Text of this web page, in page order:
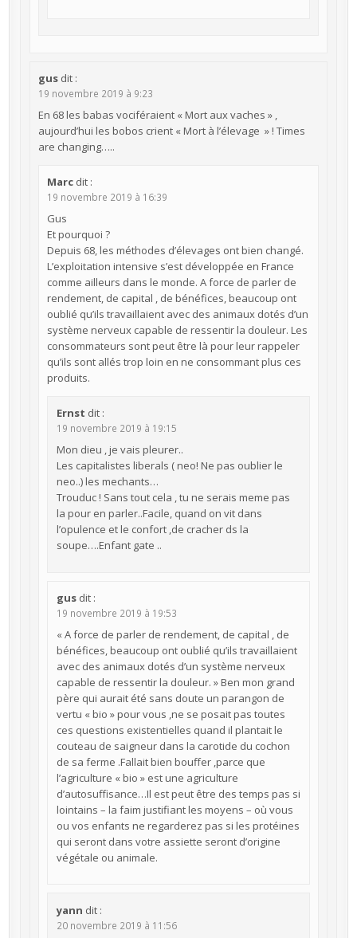
gus dit :
19 novembre 2019 à 9:23
En 68 les babas vociféraient « Mort aux vaches » ,
aujourd’hui les bobos crient « Mort à l’élevage » ! Times
are changing…..
Marc dit :
19 novembre 2019 à 16:39
Gus
Et pourquoi ?
Depuis 68, les méthodes d’élevages ont bien changé.
L’exploitation intensive s’est développée en France
comme ailleurs dans le monde. A force de parler de
rendement, de capital , de bénéfices, beaucoup ont
oublié qu’ils travaillaient avec des animaux dotés d’un
système nerveux capable de ressentir la douleur. Les
consommateurs sont peut être là pour leur rappeler
qu’ils sont allés trop loin en ne consommant plus ces
produits.
Ernst dit :
19 novembre 2019 à 19:15
Mon dieu , je vais pleurer..
Les capitalistes liberals ( neo! Ne pas oublier le
neo..) les mechants…
Trouduc ! Sans tout cela , tu ne serais meme pas
la pour en parler..Facile, quand on vit dans
l’opulence et le confort ,de cracher ds la
soupe….Enfant gate ..
gus dit :
19 novembre 2019 à 19:53
« A force de parler de rendement, de capital , de
bénéfices, beaucoup ont oublié qu’ils travaillaient
avec des animaux dotés d’un système nerveux
capable de ressentir la douleur. » Ben mon grand
père qui aurait été sans doute un parangon de
vertu « bio » pour vous ,ne se posait pas toutes
ces questions existentielles quand il plantait le
couteau de saigneur dans la carotide du cochon
de sa ferme .Fallait bien bouffer ,parce que
l’agriculture « bio » est une agriculture
d’autosuffisance…Il est peut être des temps pas si
lointains – la faim justifiant les moyens – où vous
ou vos enfants ne regarderez pas si les protéines
qui seront dans votre assiette seront d’origine
végétale ou animale.
yann dit :
20 novembre 2019 à 11:56